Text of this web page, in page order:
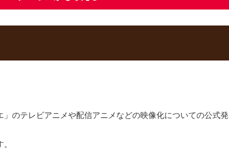
のテレビアニメや配信アニメなどの映像化についての公式発